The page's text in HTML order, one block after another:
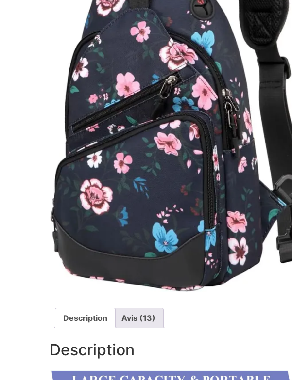
Description Avis (13)
Description